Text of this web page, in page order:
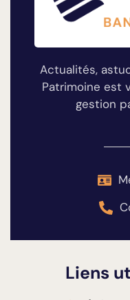
Actualités,
Patrimoine est
gestion
Liens